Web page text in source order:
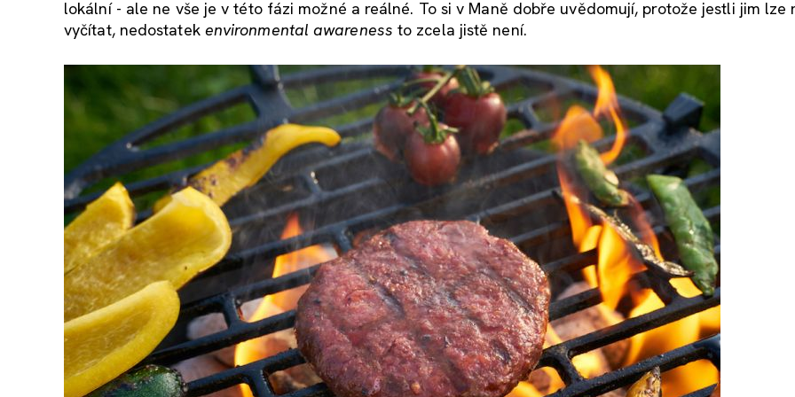
lokální - ale ne vše je v této fázi možné a reálné. To si v Maně dobře uvědomují, protože jestli jim lze
vyčítat, nedostatek environmental awareness to zcela jistě není.